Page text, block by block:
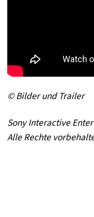
© Bilder und Trailer
Sony Interactive
Alle Rechte